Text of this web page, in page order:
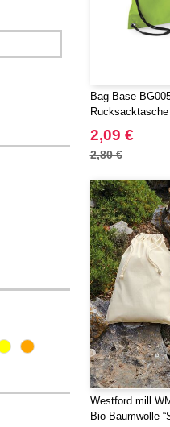
Bag Base
Rucksacktasche
2,09 €
2,80 €
Westford mill
Bio-Baumwolle